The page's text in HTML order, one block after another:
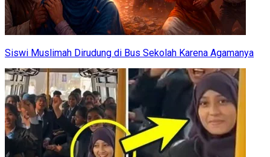
Siswi Muslimah Dirudung di Bus Sekolah Karena Agamanya